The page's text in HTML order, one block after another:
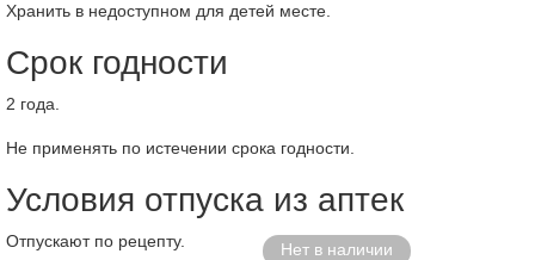
Хранить в недоступном для детей месте.
Срок годности
2 года.
Не применять по истечении срока годности.
Условия отпуска из аптек
Отпускают по рецепту. Нет в наличии